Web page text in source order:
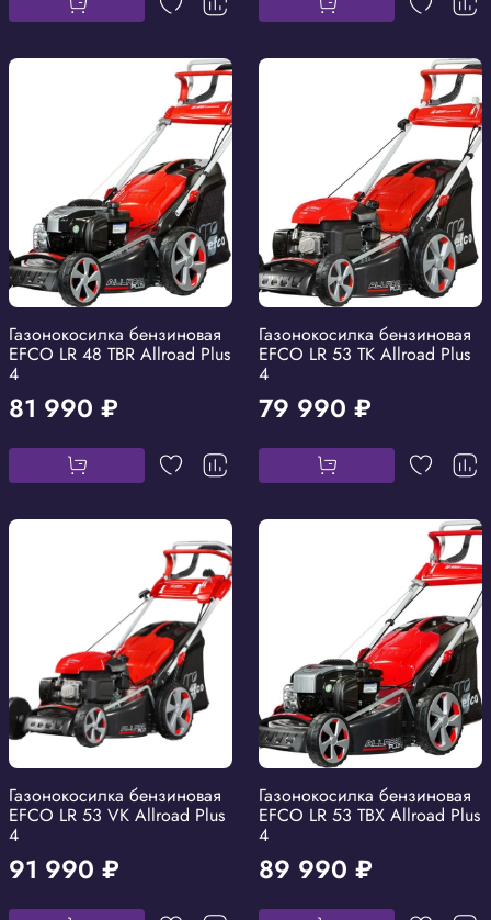
Газонокосилка бензиновая
EFCO LR 48 TBR Allroad Plus
4
81 990 ₽
Газонокосилка бензиновая
EFCO LR 53 TK Allroad Plus
4
79 990 ₽
Газонокосилка бензиновая
EFCO LR 53 VK Allroad Plus
4
91 990 ₽
Газонокосилка бензиновая
EFCO LR 53 TBX Allroad Plus
4
89 990 ₽